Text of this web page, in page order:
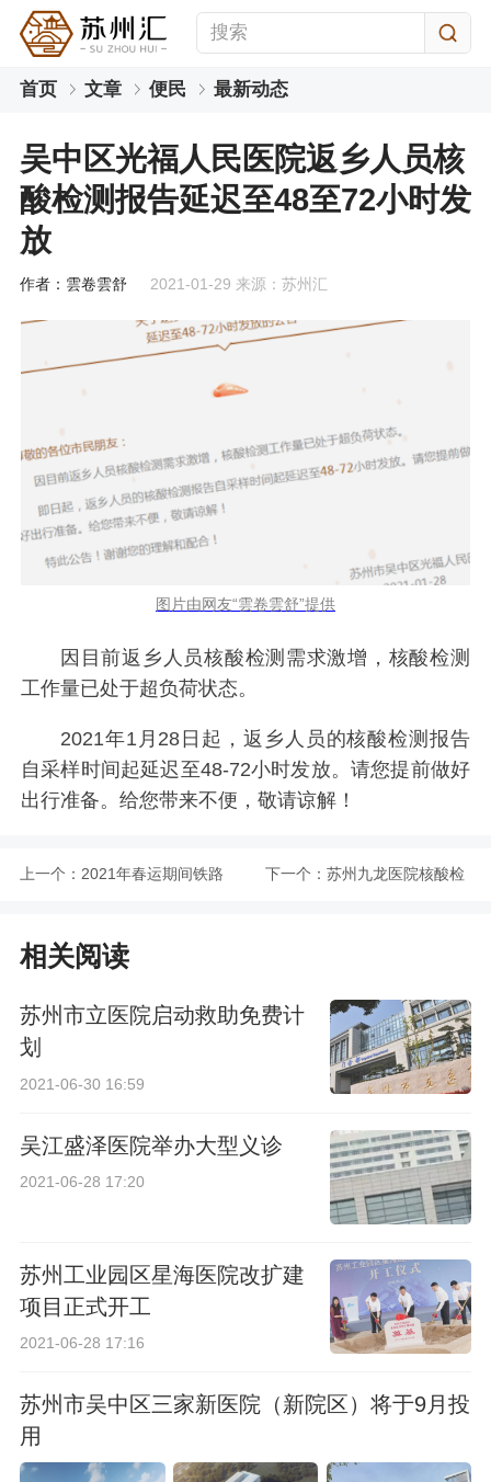
首页 文章 便民 最新动态
吴中区光福人民医院返乡人员核
酸检测报告延迟至48至72小时发
放
作者：雲卷雲舒 2021-01-29 来源：苏州汇
图片由网友“雲卷雲舒”提供
因目前返乡人员核酸检测需求激增，核酸检测
工作量已处于超负荷状态。
2021年1月28日起，返乡人员的核酸检测报告
自采样时间起延迟至48-72小时发放。请您提前做好
出行准备。给您带来不便，敬请谅解！
上一个： 2021年春运期间铁路 下一个： 苏州九龙医院核酸检
相关阅读
苏州市立医院启动救助免费计
划
2021-06-30 16:59
吴江盛泽医院举办大型义诊
2021-06-28 17:20
苏州工业园区星海医院改扩建
项目正式开工
2021-06-28 17:16
苏州市吴中区三家新医院（新院区）将于9月投
用